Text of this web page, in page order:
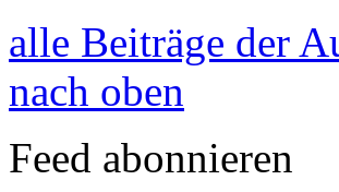
alle Beiträge der
nach oben
Feed abonnieren